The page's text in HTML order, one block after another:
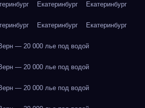
Екатеринбург Екатеринбург
Екатеринбург Екатеринбург
— 20 000 лье под водой
— 20 000 лье под водой
— 20 000 лье под водой